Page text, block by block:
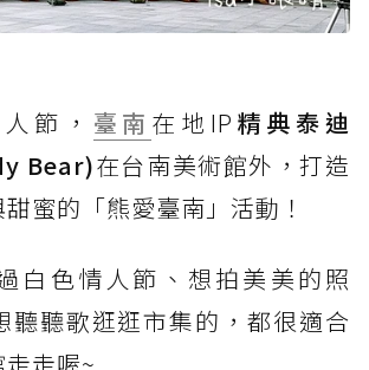
節， 臺南 在地IP 精典泰迪
Bear)在台南美術館外，打造
蜜的「熊愛臺南」活動！
白色情人節、想拍美美的照
聽聽歌逛逛市集的，都很適合
走喔~